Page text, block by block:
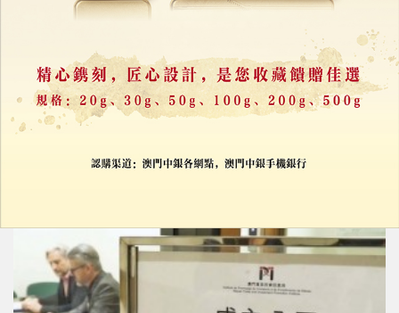
經貿文促會拜訪貿促局
交流中葡澳經貿合作等議題
01/07/2024